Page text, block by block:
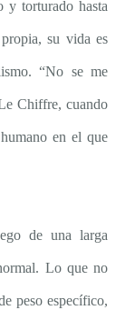
y torturado hasta
su vida es
“No se me
Chiffre, cuando
en el que
de una larga
Lo que no
peso específico,